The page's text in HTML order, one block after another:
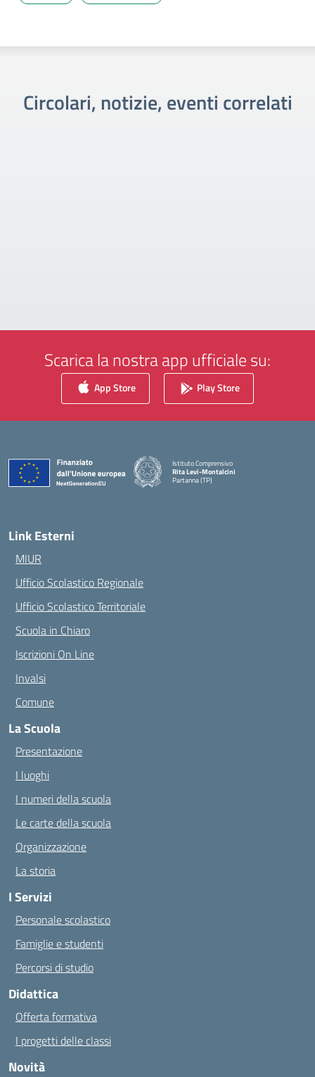
Circolari, notizie, eventi correlati
Scarica la nostra app ufficiale su:
App Store Play Store
Istituto Comprensivo
Rita Levi-Montalcini
Partanna (TP)
Link Esterni
MIUR
Ufficio Scolastico Regionale
Ufficio Scolastico Territoriale
Scuola in Chiaro
Iscrizioni On Line
Invalsi
Comune
La Scuola
Presentazione
I luoghi
I numeri della scuola
Le carte della scuola
Organizzazione
La storia
I Servizi
Personale scolastico
Famiglie e studenti
Percorsi di studio
Didattica
Offerta formativa
I progetti delle classi
Novità